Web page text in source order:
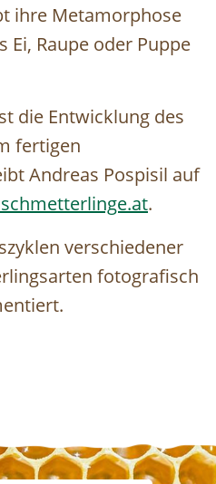
ihre Metamorphose
Ei, Raupe oder Puppe
die Entwicklung des
fertigen
Andreas Pospisil auf
.
verschiedener
fotografisch